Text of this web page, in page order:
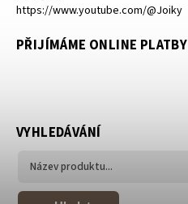
https://www.youtube.com/@Joiky
PŘIJÍMÁME ONLINE PLATBY
VYHLEDÁVÁNÍ